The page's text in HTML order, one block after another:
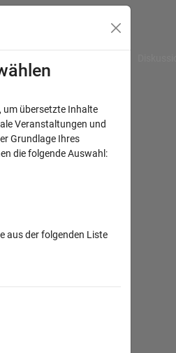
um übersetzte Inhalte
Veranstaltungen und
Grundlage Ihres
die folgende Auswahl:
aus der folgenden Liste